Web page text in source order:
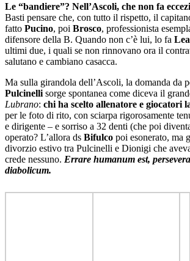
Le “bandiere”? Nell’Ascoli, che non fa
Basti pensare che, con tutto il rispetto, il
fatto Pucino, poi Brosco, professionista
difensore della B. Quando non c’è lui, lo fa
ultimi due, i quali se non rinnovano ora il
salutano e cambiano casacca.
Ma sulla girandola dell’Ascoli, la domanda da
Pulcinelli sorge spontanea come diceva il
Lubrano: chi ha scelto allenatore e giocatori
per le foto di rito, con sciarpa rigorosamente
e dirigente – e sorriso a 32 denti (che poi
operato? L’allora ds Bifulco poi esonerato, ma
divorzio estivo tra Pulcinelli e Dionigi che
crede nessuno. Errare humanum est,
diabolicum.